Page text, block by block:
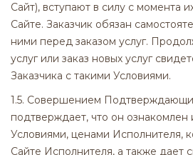
Сайт), вступают в силу с момента
Сайте. Заказчик обязан
ними перед заказом услуг.
услуг или заказ новых услуг
Заказчика с такими Условиями.
1.5. Совершением
подтверждает, что он ознакомлен
Условиями, ценами Исполнителя,
Сайте Исполнителя, а также дает